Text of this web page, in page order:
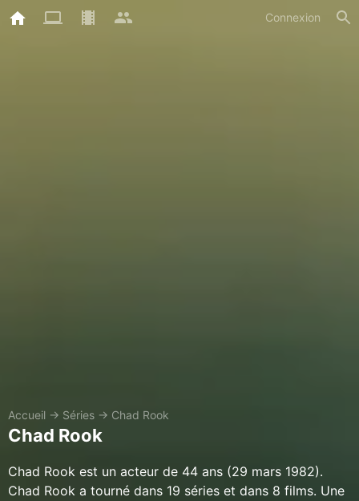
Connexion
Accueil → Séries → Chad Rook
Chad Rook
Chad Rook est un acteur de 44 ans (29 mars 1982).
Chad Rook a tourné dans 19 séries et dans 8 films. Une